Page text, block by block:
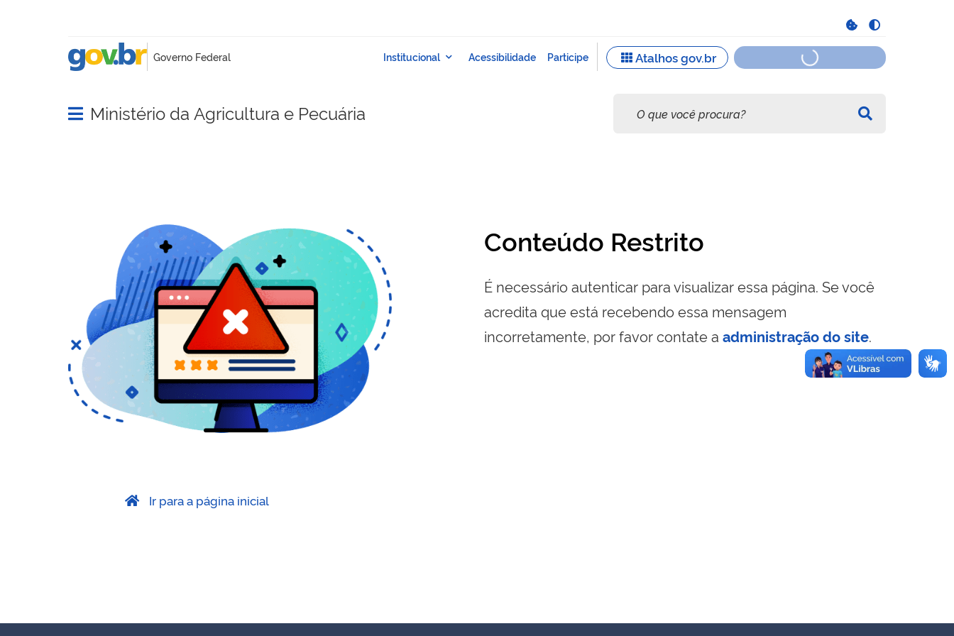
Abrir menu principal de navegação
Ministério da Agricultura e Pecuária
Conteúdo Restrito
É necessário autenticar para visualizar essa página. Se você
acredita que está recebendo essa mensagem
incorretamente, por favor contate a administração do site.
Ir para a página inicial